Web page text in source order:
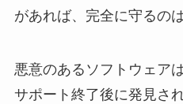
があれば、完全に守るの
悪意のあるソフトウェア
サポート終了後に発見さ